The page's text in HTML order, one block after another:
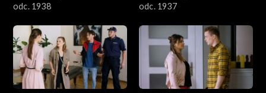
odc. 1938
odc. 1937